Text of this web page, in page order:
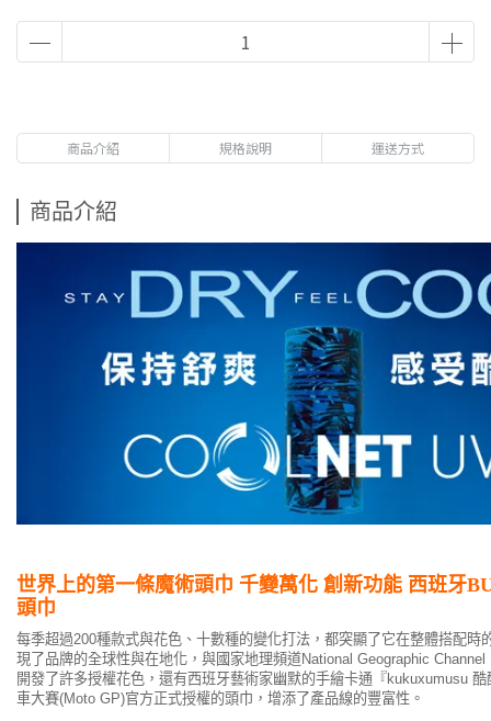
商品介紹 規格說明 運送方式
商品介紹
世界上的第一條魔術頭巾 千變萬化 創新功能 西班牙
頭巾
每季超過200種款式與花色、十數種的變化打法，都突顯了它在整體搭配時
現了品牌的全球性與在地化，與國家地理頻道National Geographic
開發了許多授權花色，還有西班牙藝術家幽默的手繪卡通『kukuxumusu
車大賽(Moto GP)官方正式授權的頭巾，增添了產品線的豐富性。